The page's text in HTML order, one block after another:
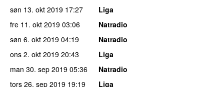
søn 13. okt 2019 17:27
Liga
fre 11. okt 2019 03:06
Natradio
søn 6. okt 2019 04:19
Natradio
ons 2. okt 2019 20:43
Liga
man 30. sep 2019 05:36
Natradio
tors 26. sep 2019 19:19
Liga